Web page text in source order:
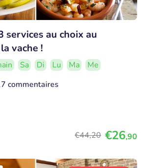
services au choix au
vache !
Sa Di Lu Ma
Me
commentaires
€44,20 €26,90